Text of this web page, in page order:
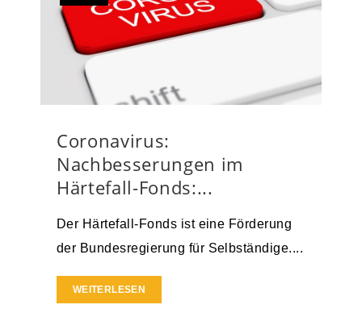
Coronavirus:
Nachbesserungen im
Härtefall-Fonds:...
Der Härtefall-Fonds ist eine Förderung
der Bundesregierung für Selbständige....
WEITERLESEN